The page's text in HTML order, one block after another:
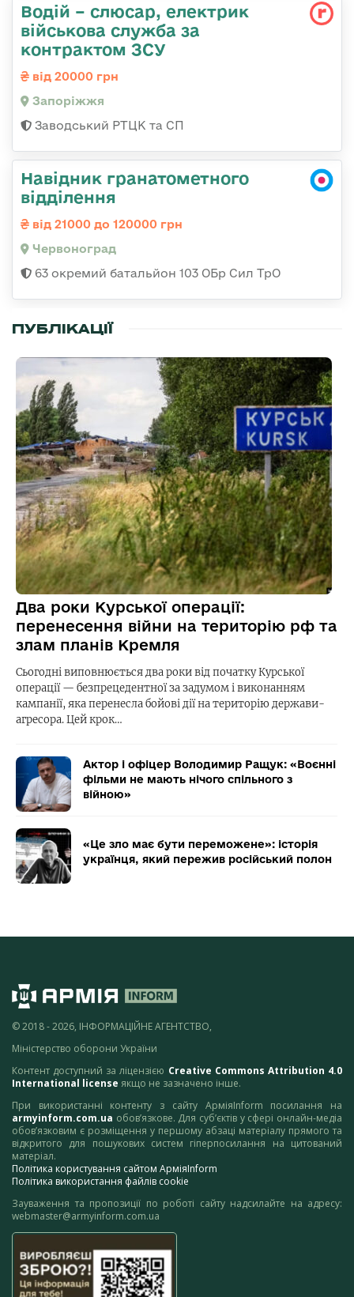
Водій – слюсар, електрик
військова служба за
контрактом ЗСУ
від 20000 грн
Запоріжжя
Заводський РТЦК та СП
Навідник гранатометного
відділення
від 21000 до 120000 грн
Червоноград
63 окремий батальйон 103 ОБр Сил ТрО
ПУБЛІКАЦІЇ
Два роки Курської операції:
перенесення війни на територію рф та
злам планів Кремля
Сьогодні виповнюється два роки від початку Курської
операції — безпрецедентної за задумом і виконанням
кампанії, яка перенесла бойові дії на територію держави-
агресора. Цей крок…
Актор і офіцер Володимир Ращук: «Воєнні
фільми не мають нічого спільного з
війною»
«Це зло має бути переможене»: історія
українця, який пережив російський полон
© 2018 - 2026, ІНФОРМАЦІЙНЕ АГЕНТСТВО,
Міністерство оборони України
Контент доступний за ліцензією Creative Commons Attribution 4.0
International license якщо не зазначено інше.
При використанні контенту з сайту АрміяInform посилання на
armyinform.com.ua обов’язкове. Для суб’єктів у сфері онлайн-медіа
обов’язковим є розміщення у першому абзаці матеріалу прямого та
відкритого для пошукових систем гіперпосилання на цитований
матеріал.
Політика користування сайтом АрміяInform
Політика використання файлів cookie
Зауваження та пропозиції по роботі сайту надсилайте на адресу:
webmaster@armyinform.com.ua